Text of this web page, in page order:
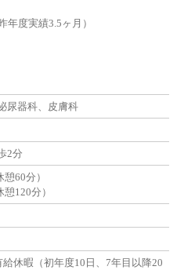
年度実績3.5ヶ月）
尿器科、皮膚科
2分
60分）
120分）
休暇（初年度10日、7年目以降20